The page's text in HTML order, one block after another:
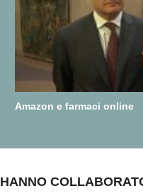
Amazon e farmaci online
HANNO